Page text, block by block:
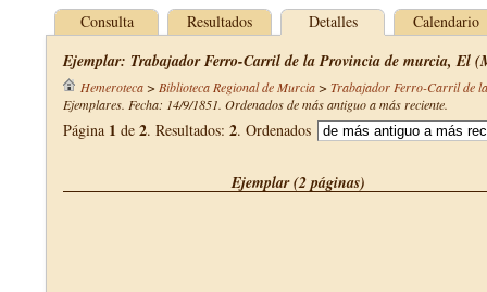
Consulta Resultados Detalles Calendario
Ejemplar: Trabajador Ferro-Carril de la Provincia de murcia, El
Hemeroteca> Biblioteca Regional de Murcia> Trabajador Ferro-Carril de
Ejemplares. Fecha: 14/9/1851. Ordenados de más antiguo a más reciente.
Página 1 de 2. Resultados: 2. Ordenados
Ejemplar (2 páginas)